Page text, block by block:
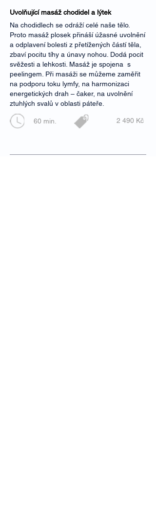
Uvolňující masáž chodidel a lýtek
Na chodidlech se odráží celé naše tělo.
Proto masáž plosek přináší úžasné uvolnění
a odplavení bolesti z přetížených částí těla,
zbaví pocitu tíhy a únavy nohou. Dodá pocit
svěžesti a lehkosti. Masáž je spojena s
peelingem. Při masáži se můžeme zaměřit
na podporu toku lymfy, na harmonizaci
energetických drah – čaker, na uvolnění
ztuhlých svalů v oblasti páteře.
60 min. 2 490 Kč